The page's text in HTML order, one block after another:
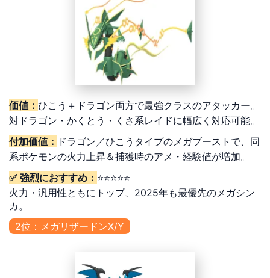
価値： ひこう＋ドラゴン両方で最強クラスのアタッカー。
対ドラゴン・かくとう・くさ系レイドに幅広く対応可能。
付加価値： ドラゴン／ひこうタイプのメガブーストで、同
系ポケモンの火力上昇＆捕獲時のアメ・経験値が増加。
✅ 強烈におすすめ： ⭐⭐⭐⭐⭐
火力・汎用性ともにトップ、2025年も最優先のメガシン
カ。
2位：メガリザードンX/Y